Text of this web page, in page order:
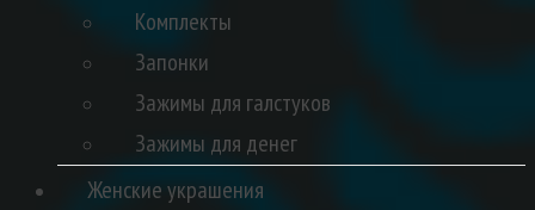
Комплекты
Запонки
Зажимы для галстуков
Зажимы для денег
Женские украшения